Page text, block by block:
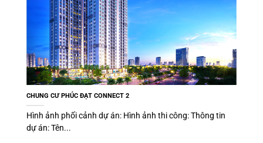
CHUNG CƯ PHÚC ĐẠT CONNECT 2
Hình ảnh phối cảnh dự án: Hình ảnh thi công: Thông tin
dự án: Tên...